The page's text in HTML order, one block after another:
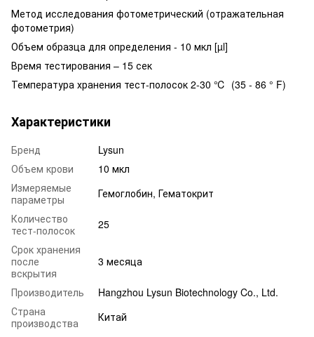
Метод исследования фотометрический (отражательная
фотометрия)
Объем образца для определения - 10 мкл [µl]
Время тестирования – 15 сек
Температура хранения тест-полосок 2-30 ℃ (35 - 86 ° F)
Характеристики
Бренд
Lysun
Объем крови
10 мкл
Измеряемые
параметры
Гемоглобин, Гематокрит
Количество
тест-полосок
25
Срок хранения
после
вскрытия
3 месяца
Производитель
Hangzhou Lysun Biotechnology Co., Ltd.
Страна
производства
Китай